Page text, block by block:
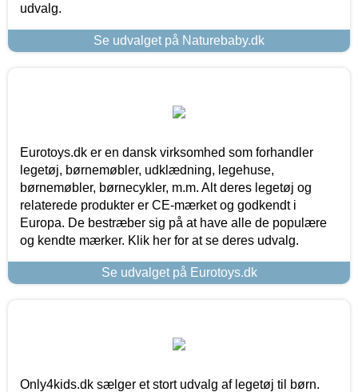
udvalg.
Se udvalget på Naturebaby.dk
Eurotoys.dk er en dansk virksomhed som forhandler
legetøj, børnemøbler, udklædning, legehuse,
børnemøbler, børnecykler, m.m. Alt deres legetøj og
relaterede produkter er CE-mærket og godkendt i
Europa. De bestræber sig på at have alle de populære
og kendte mærker. Klik her for at se deres udvalg.
Se udvalget på Eurotoys.dk
Only4kids.dk sælger et stort udvalg af legetøj til børn.